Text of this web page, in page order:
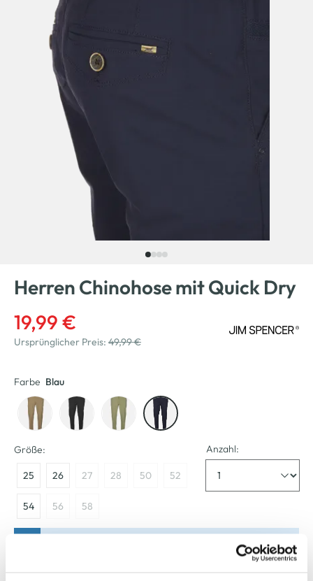
Herren Chinohose mit Quick Dry
19,99 €
Ursprünglicher Preis: 49,99 €
Farbe Blau
Größe:
25 26 27 28 50 52
54 56 58
Anzahl: